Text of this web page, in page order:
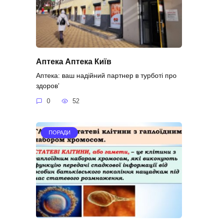
Аптека Аптека Київ
Аптека: ваш надійний партнер в турботі про
здоров’
0 52
ПОРАДИ